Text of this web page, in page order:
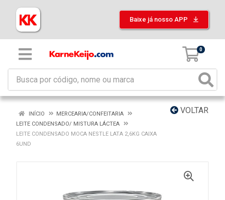
Baixe já nosso APP
0
VOLTAR
INÍCIO
MERCEARIA/CONFEITARIA
LEITE CONDENSADO/ MISTURA LÁCTEA
LEITE CONDENSADO MOCA NESTLE LATA 2,6KG CAIXA
6UND